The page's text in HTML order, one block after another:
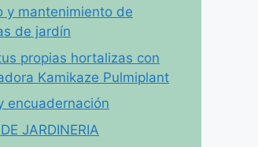
y mantenimiento de
de jardín
propias hortalizas con
Kamikaze Pulmiplant
encuadernación
JARDINERIA